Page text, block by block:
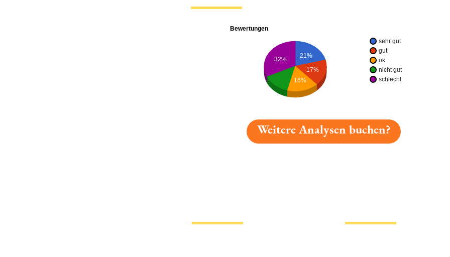
Bewertungen
sehr gut
gut
ok
nicht gut
schlecht
21%
17%
32%
16%
Weitere Analysen buchen?